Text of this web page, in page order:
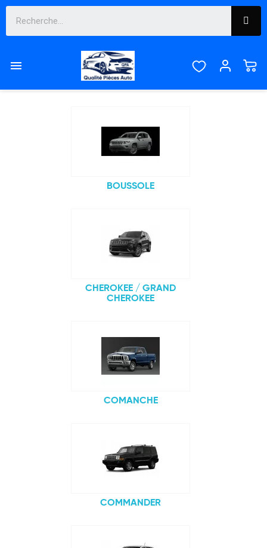

JEEP
Sous-catégories
BOUSSOLE
CHEROKEE / GRAND
CHEROKEE
COMANCHE
COMMANDER